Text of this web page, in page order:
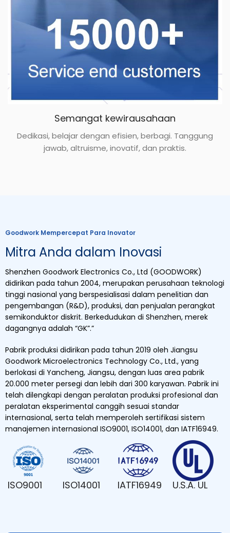
Semangat kewirausahaan
Dedikasi, belajar dengan efisien, berbagi. Tanggung
jawab, altruisme, inovatif, dan praktis.
Goodwork Mempercepat Para Inovator
Mitra Anda dalam Inovasi
Shenzhen Goodwork Electronics Co., Ltd (GOODWORK)
didirikan pada tahun 2004, merupakan perusahaan teknologi
tinggi nasional yang berspesialisasi dalam penelitian dan
pengembangan (R&D), produksi, dan penjualan perangkat
semikonduktor diskrit. Berkedudukan di Shenzhen, merek
dagangnya adalah “GK”.”
Pabrik produksi didirikan pada tahun 2019 oleh Jiangsu
Goodwork Microelectronics Technology Co., Ltd., yang
berlokasi di Yancheng, Jiangsu, dengan luas area pabrik
20.000 meter persegi dan lebih dari 300 karyawan. Pabrik ini
telah dilengkapi dengan peralatan produksi profesional dan
peralatan eksperimental canggih sesuai standar
internasional, serta telah memperoleh sertifikasi sistem
manajemen internasional ISO9001, ISO14001, dan IATF16949.
ISO9001 ISO14001 IATF16949 U.S.A. UL